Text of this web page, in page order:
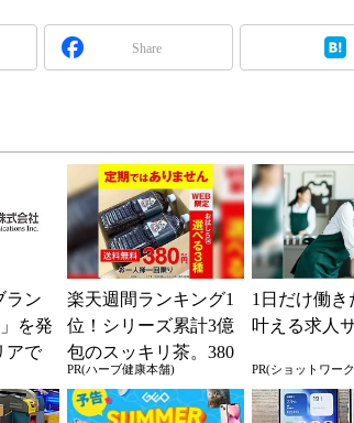
Share
ラン
を発
で
楽天週間ランキング1
位！シリーズ累計3億
包のスッキリ茶。380
円でお試し
PR(ハーブ健康本舗)
1日だけ働き
叶える求人
PR(ショットワー